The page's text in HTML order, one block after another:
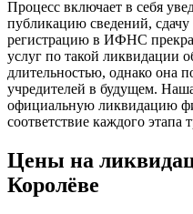
Процесс включает в себя
публикацию сведений,
регистрацию в ИФНС
услуг по такой ликвидации
длительностью, однако она
учредителей в будущем.
официальную ликвидацию
соответствие каждого этапа
Цены на
Королёве